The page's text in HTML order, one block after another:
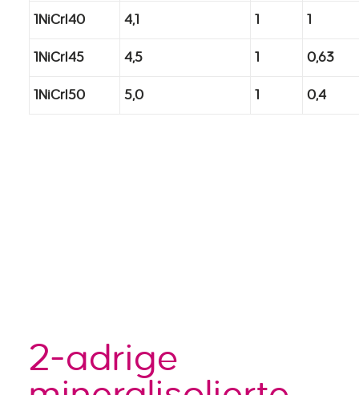
1NiCrI40 4,1 1 1
1NiCrI45 4,5 1 0,63
1NiCrI50 5,0 1 0,4
2-adrige